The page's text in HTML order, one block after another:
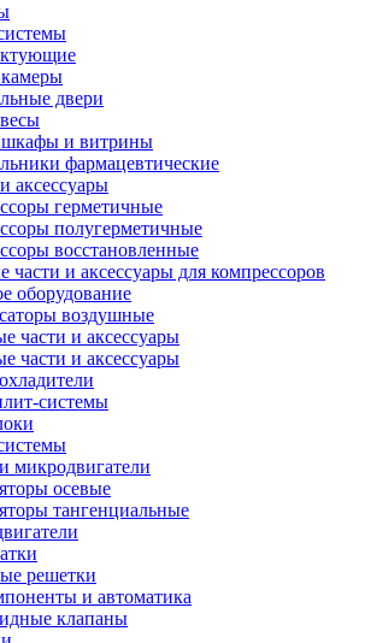
двери
и витрины
фармацевтические
аксессуары
герметичные
полугерметичные
восстановленные
части и аксессуары для компрессоров
оборудование
воздушные
части и аксессуары
части и аксессуары
системы
микродвигатели
осевые
тангенциальные
решетки
и автоматика
клапаны